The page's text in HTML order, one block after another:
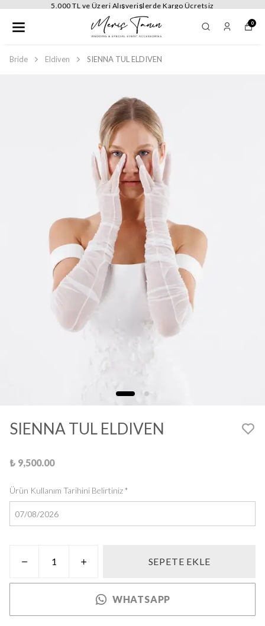
5.000 TL ve Üzeri Alışverişlerde Kargo Ücretsiz
0
Bride Eldiven SIENNA TUL ELDIVEN
SIENNA TUL ELDIVEN
₺ 9,500.00
Ürün Kullanım Tarihini Belirtiniz*
SEPETE EKLE
WHATSAPP